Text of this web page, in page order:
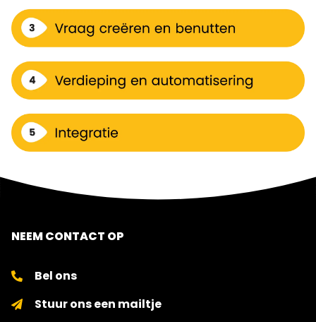
NEEM CONTACT OP
Bel ons
Stuur ons een mailtje